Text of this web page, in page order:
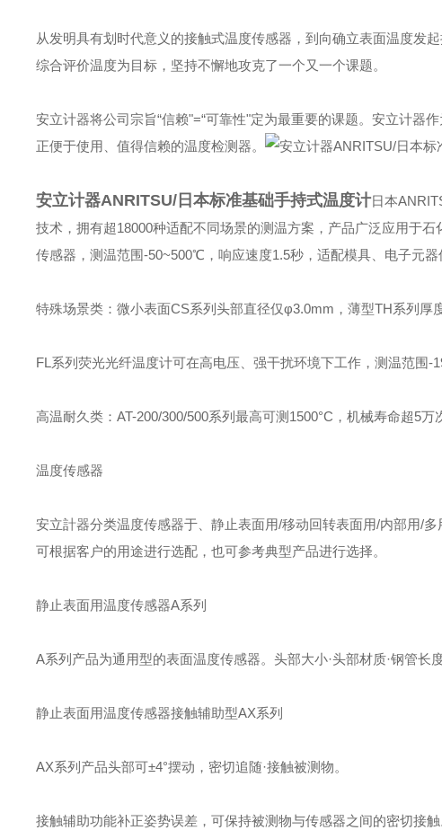
从发明具有划时代意义的接触式温度传感器，到向确立表面温度发
综合评价温度为目标，坚持不懈地攻克了一个又一个课题。
安立计器将公司宗旨“信赖"=“可靠性"定为最重要的课题。安立计器
正便于使用、值得信赖的温度检测器。
安立计器ANRITSU/日本标准基础手持式温度计日本
技术，拥有超18000种适配不同场景的测温方案，产品广泛应用于
传感器，测温范围-50~500℃，响应速度1.5秒，适配模具、电子元器
特殊场景类：微小表面CS系列头部直径仅φ3.0mm，薄型TH系列厚
FL系列荧光光纤温度计可在高电压、强干扰环境下工作，测温范围-
高温耐久类：AT-200/300/500系列最高可测1500°C，机械寿命超5
温度传感器
安立計器分类温度传感器于、静止表面用/移动回转表面用/内部用/
可根据客户的用途进行选配，也可参考典型产品进行选择。
静止表面用温度传感器A系列
A系列产品为通用型的表面温度传感器。头部大小·头部材质·钢管长
静止表面用温度传感器接触辅助型AX系列
AX系列产品头部可±4°摆动，密切追随·接触被测物。
接触辅助功能补正姿势误差，可保持被测物与传感器之间的密切接